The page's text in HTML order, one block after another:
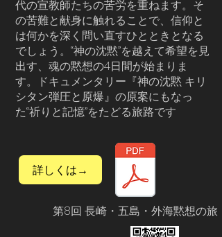
代の宣教師たちの苦労を重ねます。そ
の苦難と献身に触れることで、信仰と
は何かを深く問い直すひとときとなる
でしょう。“神の沈黙”を越えて希望を見
出す、魂の黙想の4日間が始まりま
す。ドキュメンタリー『神の沈黙 キリ
シタン弾圧と原爆』の原案にもなっ
た“祈りと記憶”をたどる旅路です
詳しくは→
第8回 長崎・五島・外海黙想の旅